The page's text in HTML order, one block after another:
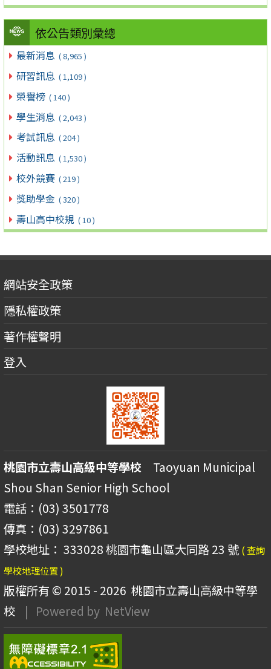
依公告類別彙總
最新消息 ( 8,965 )
研習訊息 ( 1,109 )
榮譽榜 ( 140 )
學生消息 ( 2,043 )
考試訊息 ( 204 )
活動訊息 ( 1,530 )
校外競賽 ( 219 )
獎助學金 ( 320 )
壽山高中校規 ( 10 )
網站安全政策
隱私權政策
著作權聲明
登入
桃園市立壽山高級中等學校 Taoyuan Municipal
Shou Shan Senior High School
電話：(03) 3501778
傳真：(03) 3297861
學校地址： 333028 桃園市龜山區大同路 23 號 ( 查詢
學校地理位置 )
版權所有 © 2015 - 2026 桃園市立壽山高級中等學
校
| Powered by NetView